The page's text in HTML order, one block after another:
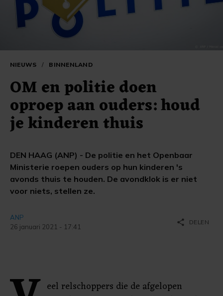
NIEUWS / BINNENLAND
OM en politie doen
oproep aan ouders: houd
je kinderen thuis
DEN HAAG (ANP) - De politie en het Openbaar
Ministerie roepen ouders op hun kinderen 's
avonds thuis te houden. De avondklok is er niet
voor niets, stellen ze.
ANP
26 januari 2021 - 17:41
share DELEN
eel relschoppers die de afgelopen